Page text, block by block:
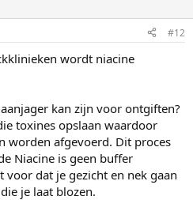
#12
wordt niacine
kan zijn voor ontgiften?
toxines opslaan waardoor
worden afgevoerd. Dit proces
Niacine is geen buffer
voor dat je gezicht en nek gaan
je laat blozen.